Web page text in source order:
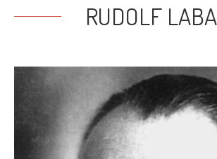
RUDOLF